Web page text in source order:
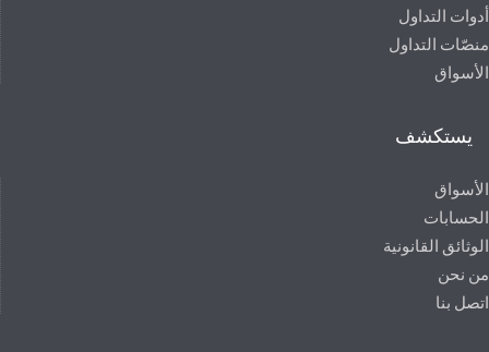
أدوات التداول
منصّات التداول
الأسواق
يستكشف
الأسواق
الحسابات
الوثائق القانونية
من نحن
اتصل بنا